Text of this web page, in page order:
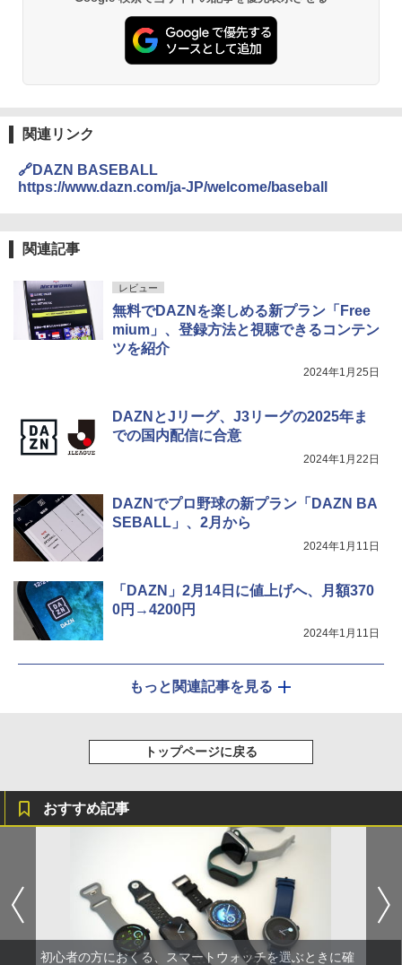
関連リンク
🔗DAZN BASEBALL
https://www.dazn.com/ja-JP/welcome/baseball
関連記事
レビュー
無料でDAZNを楽しめる新プラン「Free
mium」、登録方法と視聴できるコンテン
ツを紹介
2024年1月25日
DAZNとJリーグ、J3リーグの2025年ま
での国内配信に合意
2024年1月22日
DAZNでプロ野球の新プラン「DAZN BA
SEBALL」、2月から
2024年1月11日
「DAZN」2月14日に値上げへ、月額370
0円→4200円
2024年1月11日
もっと関連記事を見る
トップページに戻る
おすすめ記事
初心者の方におくる、スマートウォッチを選ぶときに確